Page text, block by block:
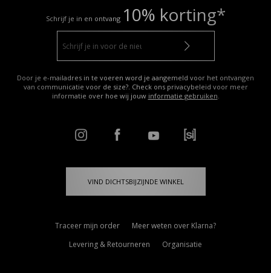
Schrijf je in en ontvang 10% korting*
Door je e-mailadres in te voeren word je aangemeld voor het ontvangen
van communicatie voor de size?. Check ons privacybeleid voor meer
informatie over hoe wij jouw informatie gebruiken.
VIND DICHTSBIJZIJNDE WINKEL
Traceer mijn order
Meer weten over Klarna?
Levering & Retourneren
Organisatie